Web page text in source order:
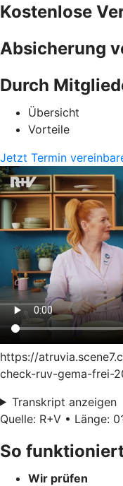
Kostenlose
Absicherung
Durch
Übersicht
Vorteile
Jetzt Termin
https://
check-ruv-gema-frei-
Transkript anzeigen
Quelle: R+V • Länge:
So
Wir prüfen